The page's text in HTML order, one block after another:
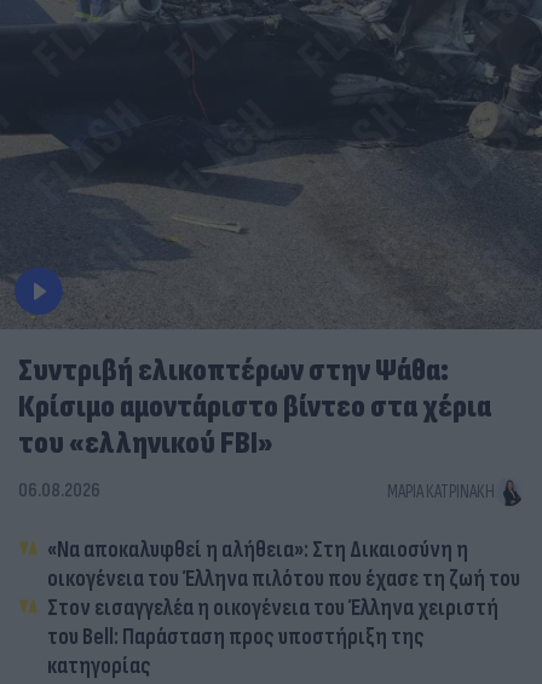
Συντριβή ελικοπτέρων στην Ψάθα:
Κρίσιμο αμοντάριστο βίντεο στα χέρια
του «ελληνικού FBI»
06.08.2026 ΜΑΡΊΑ ΚΑΤΡΙΝΆΚΗ
«Να αποκαλυφθεί η αλήθεια»: Στη Δικαιοσύνη η
οικογένεια του Έλληνα πιλότου που έχασε τη ζωή του
Στον εισαγγελέα η οικογένεια του Έλληνα χειριστή
του Bell: Παράσταση προς υποστήριξη της
κατηγορίας